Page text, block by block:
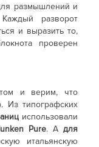
размышлений и
разворот
и выразить то,
проверен
и верим, что
Из типографских
использовали
Pure. А для
итальянскую